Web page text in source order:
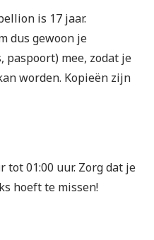
is 17 jaar.
dus gewoon je
mee, zodat je
worden. Kopieën zijn
tot 01:00 uur. Zorg dat je
hoeft te missen!